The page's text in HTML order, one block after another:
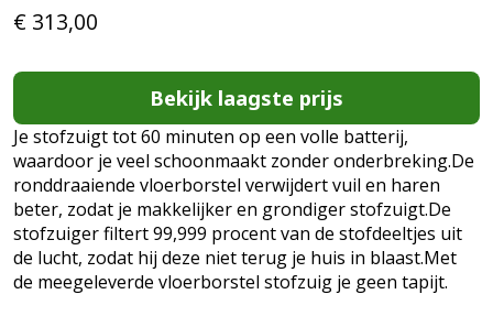
€ 313,00
Bekijk laagste prijs
Je stofzuigt tot 60 minuten op een volle batterij,
waardoor je veel schoonmaakt zonder onderbreking.De
ronddraaiende vloerborstel verwijdert vuil en haren
beter, zodat je makkelijker en grondiger stofzuigt.De
stofzuiger filtert 99,999 procent van de stofdeeltjes uit
de lucht, zodat hij deze niet terug je huis in blaast.Met
de meegeleverde vloerborstel stofzuig je geen tapijt.